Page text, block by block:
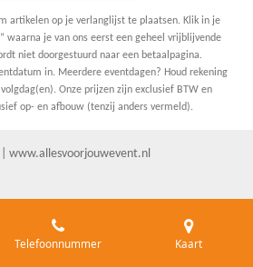
artikelen op je verlanglijst te plaatsen. Klik in je
waarna je van ons eerst een geheel vrijblijvende
niet doorgestuurd naar een betaalpagina.
in. Meerdere eventdagen? Houd rekening
Onze prijzen zijn exclusief BTW en
op- en afbouw (tenzij anders vermeld).
www.allesvoorjouwevent.nl
Telefoonnummer Kaart